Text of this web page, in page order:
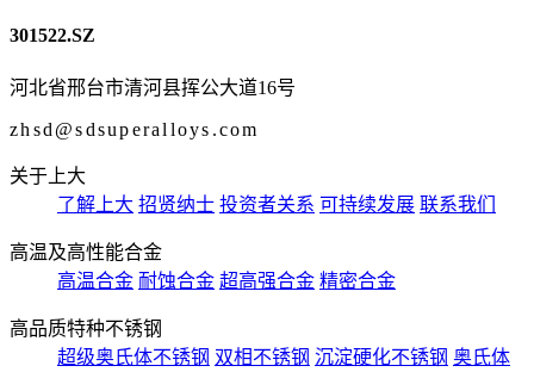
301522.SZ
河北省邢台市清河县挥公大道16号
zhsd@sdsuperalloys.com
关于上大
了解上大 招贤纳士 投资者关系 可持续发展 联系我们
高温及高性能合金
高温合金 耐蚀合金 超高强合金 精密合金
高品质特种不锈钢
超级奥氏体不锈钢 双相不锈钢 沉淀硬化不锈钢 奥氏体